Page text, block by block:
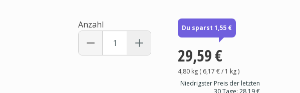
Anzahl Du sparst 1,55 €
29,59 €
4,80 kg( 6,17 €/ 1 kg)
Niedrigster Preis der letzten
30 Tage: 28,19 €